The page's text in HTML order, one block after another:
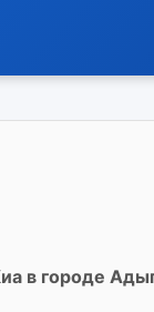
в городе